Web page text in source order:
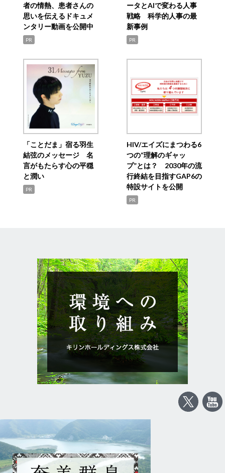
者の情熱、患者さんの
思いを伝えるドキュメ
ンタリー動画を公開中
PR
ータとAIで変わる人事
戦略 科学的人事の最
新事例
PR
「ことだま」宿る羽生
結弦のメッセージ 名
言がもたらす心の平穏
と潤い
PR
HIV/エイズにまつわる6
つの“理解のギャッ
プ”とは？ 2030年の流
行終結を目指すGAP6の
特設サイトを公開
PR